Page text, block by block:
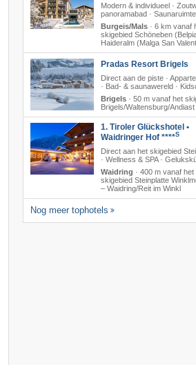
Modern & individueel ·
panoramabad · Saunaruimte
Burgeis/Mals· 6 km vanaf
skigebied Schöneben
Haideralm (Malga San
Pradas Resort Brigels
Direct aan de piste ·
· Bad- & saunawereld ·
Brigels· 50 m vanaf het
Brigels/​Waltensburg/​Andiast
1. Tiroler Glückshotel •
Waidringer Hof ****S
Direct aan het skigebied
· Wellness & SPA ·
Waidring · 400 m vanaf het
skigebied Steinplatte
– Waidring/​Reit im Winkl
Nog meer tophotels